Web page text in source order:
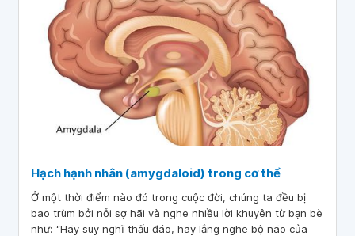
Hạch hạnh nhân (amygdaloid) trong cơ thể
Ở một thời điểm nào đó trong cuộc đời, chúng ta đều bị
bao trùm bởi nỗi sợ hãi và nghe nhiều lời khuyên từ bạn bè
như: “Hãy suy nghĩ thấu đáo, hãy lắng nghe bộ não của